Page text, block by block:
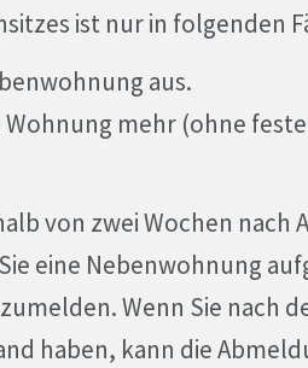
ist nur in folgenden
aus.
mehr (ohne
von zwei Wochen nach
eine Nebenwohnung
Wenn Sie nach
haben, kann die